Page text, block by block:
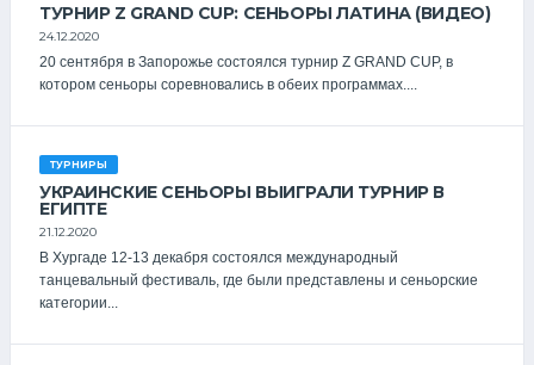
ТУРНИР Z GRAND CUP: СЕНЬОРЫ ЛАТИНА (ВИДЕО)
24.12.2020
20 сентября в Запорожье состоялся турнир Z GRAND CUP, в
котором сеньоры соревновались в обеих программах....
ТУРНИРЫ
УКРАИНСКИЕ СЕНЬОРЫ ВЫИГРАЛИ ТУРНИР В
ЕГИПТЕ
21.12.2020
В Хургаде 12-13 декабря состоялся международный
танцевальный фестиваль, где были представлены и сеньорские
категории...